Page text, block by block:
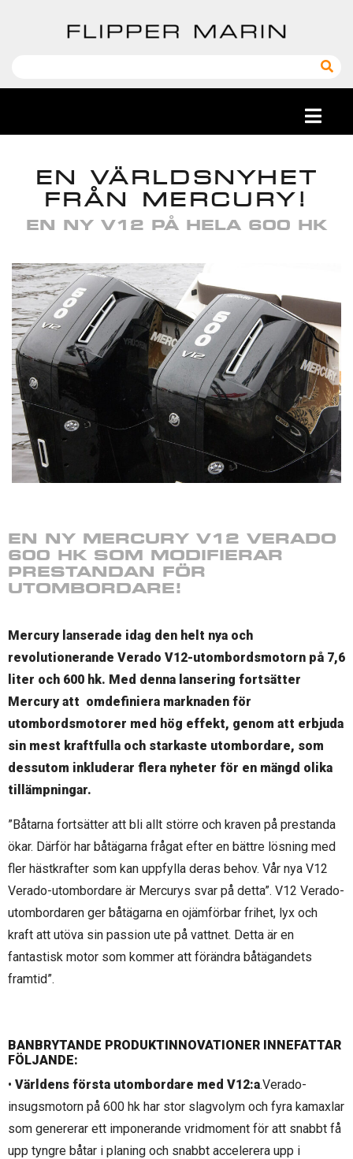
EN VÄRLDSNYHET
FRÅN MERCURY!
EN NY V12 PÅ HELA 600 HK
EN NY MERCURY V12 VERADO
600 HK SOM MODIFIERAR
PRESTANDAN FÖR
UTOMBORDARE!
Mercury lanserade idag den helt nya och
revolutionerande Verado V12-utombordsmotorn på 7,6
liter och 600 hk. Med denna lansering fortsätter
Mercury att omdefiniera marknaden för
utombordsmotorer med hög effekt, genom att erbjuda
sin mest kraftfulla och starkaste utombordare, som
dessutom inkluderar flera nyheter för en mängd olika
tillämpningar.
”Båtarna fortsätter att bli allt större och kraven på prestanda
ökar. Därför har båtägarna frågat efter en bättre lösning med
fler hästkrafter som kan uppfylla deras behov. Vår nya V12
Verado-utombordare är Mercurys svar på detta”. V12 Verado-
utombordaren ger båtägarna en ojämförbar frihet, lyx och
kraft att utöva sin passion ute på vattnet. Detta är en
fantastisk motor som kommer att förändra båtägandets
framtid”.
BANBRYTANDE PRODUKTINNOVATIONER INNEFATTAR
FÖLJANDE:
• Världens första utombordare med V12:a.Verado-
insugsmotorn på 600 hk har stor slagvolym och fyra kamaxlar
som genererar ett imponerande vridmoment för att snabbt få
upp tyngre båtar i planing och snabbt accelerera upp i